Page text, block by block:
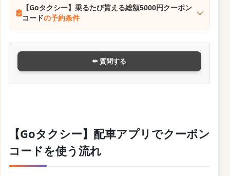
【Goタクシー】乗るたび貰える総額5000円クーポン
コードの予約条件
✏ 質問する
【Goタクシー】配車アプリでクーポン
コードを使う流れ